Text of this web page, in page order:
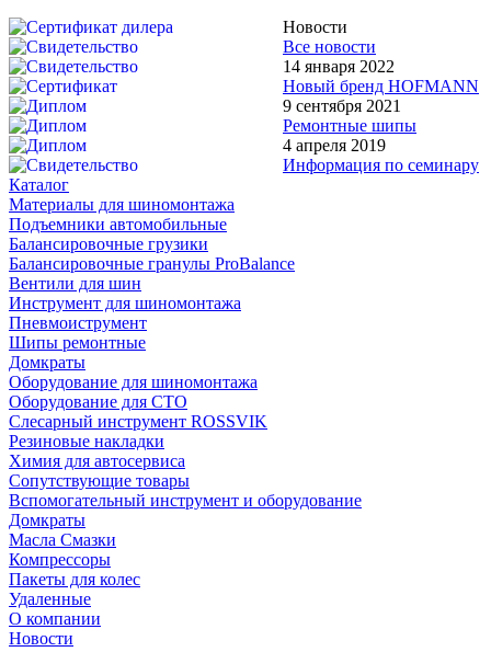
Новости
Все новости
14 января 2022
Новый бренд HOFMANN
9 сентября 2021
Ремонтные шипы
4 апреля 2019
Информация по семинару
Каталог
Материалы для шиномонтажа
Подъемники автомобильные
Балансировочные грузики
Балансировочные гранулы ProBalance
Вентили для шин
Инструмент для шиномонтажа
Пневмоиструмент
Шипы ремонтные
Домкраты
Оборудование для шиномонтажа
Оборудование для СТО
Слесарный инструмент ROSSVIK
Резиновые накладки
Химия для автосервиса
Сопутствующие товары
Вспомогательный инструмент и оборудование
Домкраты
Масла Смазки
Компрессоры
Пакеты для колес
Удаленные
О компании
Новости